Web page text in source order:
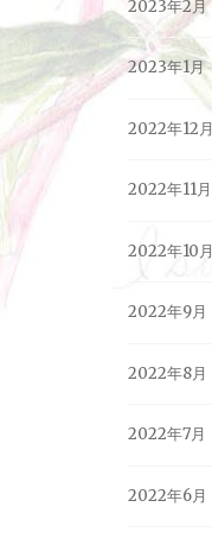
2023年2月
2023年1月
2022年12月
2022年11月
2022年10月
2022年9月
2022年8月
2022年7月
2022年6月